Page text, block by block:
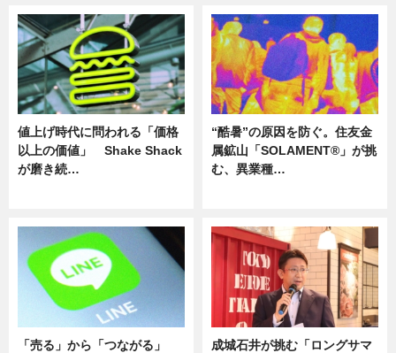
値上げ時代に問われる「価格
以上の価値」 Shake Shack
が磨き続…
“酷暑”の原因を防ぐ。住友金
属鉱山「SOLAMENT®」が挑
む、異業種…
「売る」から「つながる」
成城石井が挑む「ロングサマ